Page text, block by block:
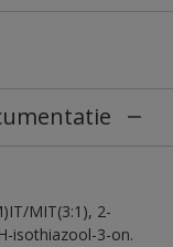
MIT(3:1), 2-
isothiazool-3-on.